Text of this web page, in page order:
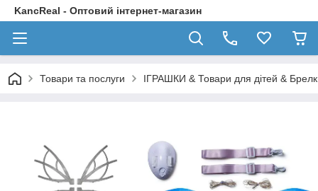
KancReal - Оптовий інтернет-магазин
Товари та послуги ІГРАШКИ & Товари для дітей &